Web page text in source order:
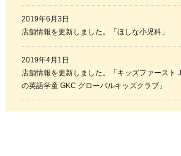
2019年6月3日
店舗情報を更新しました。「ほしな小児科」
2019年4月1日
店舗情報を更新しました。「キッズファースト
の英語学童 GKC グローバルキッズクラブ」